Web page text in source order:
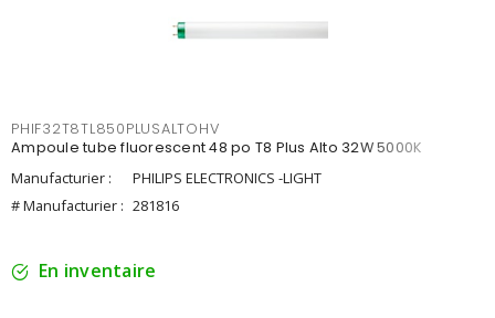
PHIF32T8TL850PLUSALTOHV
Ampoule tube fluorescent 48 po T8 Plus Alto 32W 5000K
Manufacturier :
PHILIPS ELECTRONICS -LIGHT
# Manufacturier : 281816
En inventaire